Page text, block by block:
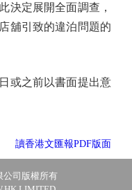
決定展開全面調查，
舖引致的違泊問題的
之前以書面提出意
讀香港文匯報PDF版面
公司版權所有